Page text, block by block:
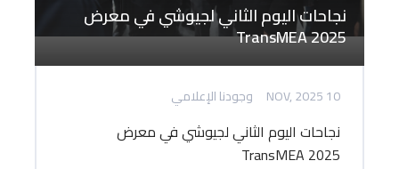
نجاحات اليوم الثاني لجيوشي في معرض
TransMEA 2025
10 NOV, 2025 وجودنا الإعلامي
نجاحات اليوم الثاني لجيوشي في معرض
TransMEA 2025